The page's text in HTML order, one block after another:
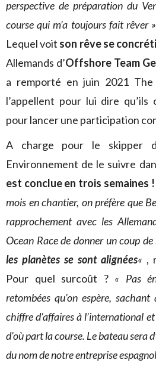
perspective de préparation du
course qui m’a toujours fait rêver »
Lequel voit son rêve se
Allemands d’Offshore Team
a remporté en juin 2021 The
l’appellent pour lui dire
pour lancer une participation
A charge pour le skipper
Environnement de le suivre
est conclue en trois semaines !
mois en chantier, on préfère que
rapprochement avec les
Ocean Race de donner un coup
les planètes se sont alignées« ,
Pour quel surcoût ? « Pas
retombées qu’on espère,
chiffre d’affaires à l’international
d’où part la course. Le bateau sera
du nom de notre entreprise